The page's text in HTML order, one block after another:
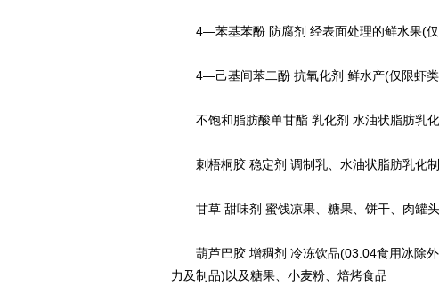
4—苯基苯酚 防腐剂 经表面处理的鲜水果(仅
4—己基间苯二酚 抗氧化剂 鲜水产(仅限虾
不饱和脂肪酸单甘酯 乳化剂 水油状脂肪乳
刺梧桐胶 稳定剂 调制乳、水油状脂肪乳化
甘草 甜味剂 蜜饯凉果、糖果、饼干、肉罐
葫芦巴胶 增稠剂 冷冻饮品(03.04食用冰除外
力及制品)以及糖果、小麦粉、焙烤食品